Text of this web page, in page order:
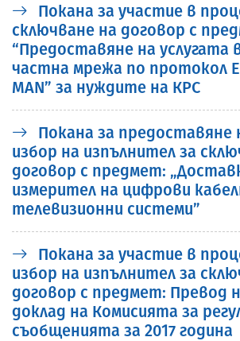
Покана за участие в
сключване на договор с
“Предоставяне на услугата
частна мрежа по протокол
MAN” за нуждите на КРС
Покана за предоставяне
избор на изпълнител за
договор с предмет:
измерител на цифрови
телевизионни системи”
Покана за участие в
избор на изпълнител за
договор с предмет: Превод
доклад на Комисията за
съобщенията за 2017 година